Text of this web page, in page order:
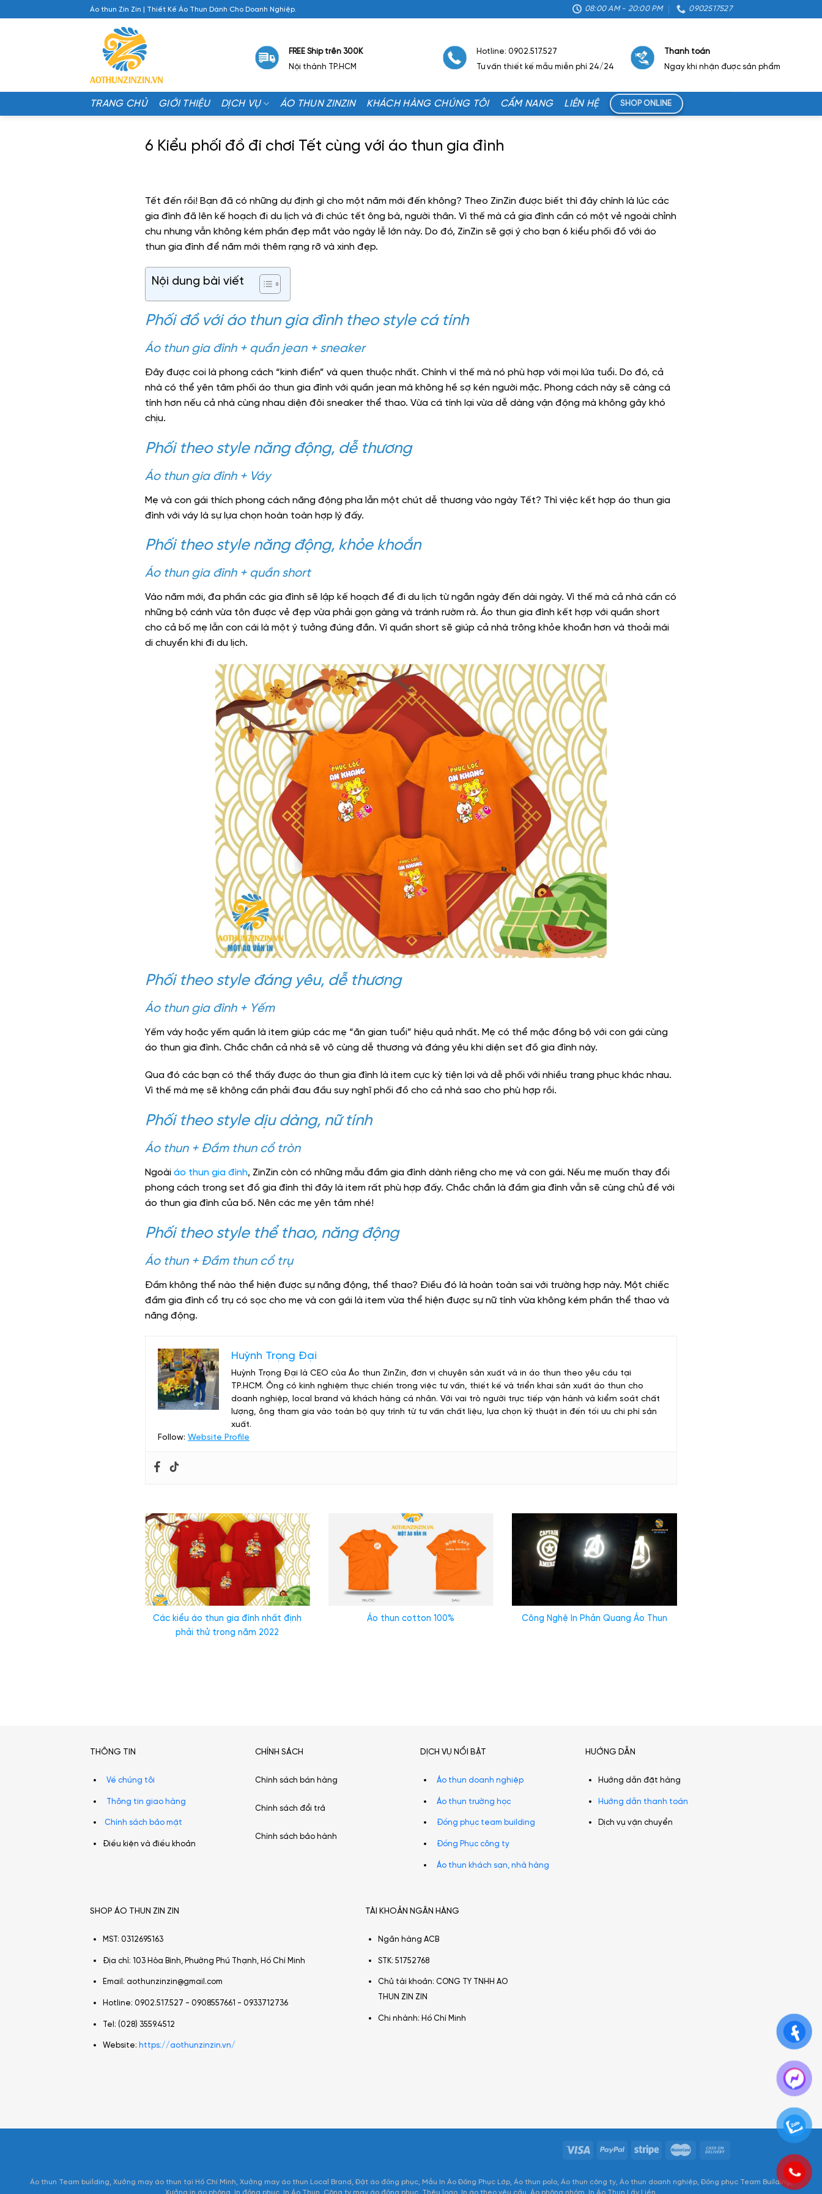
Áo thun Zin Zin | Thiết Kế Áo Thun Dành Cho Doanh Nghiệp. 08:00 AM - 20:00 PM 0902517527
FREE Ship trên 300K
Nội thành TP.HCM
Hotline: 0902.517.527
Tư vấn thiết kế mẫu miễn phí 24/24
Thanh toán
Ngay khi nhận được sản phẩm
TRANG CHỦ GIỚI THIỆU DỊCH VỤ ÁO THUN ZINZIN KHÁCH HÀNG CHÚNG TÔI CẨM NANG LIÊN HỆ SHOP ONLINE
6 Kiểu phối đồ đi chơi Tết cùng với áo thun gia đình
Tết đến rồi! Bạn đã có những dự định gì cho một năm mới đến không? Theo ZinZin được biết thì đây chính là lúc các
gia đình đã lên kế hoạch đi du lịch và đi chúc tết ông bà, người thân. Vì thế mà cả gia đình cần có một vẻ ngoài chỉnh
chu nhưng vẫn không kém phần đẹp mắt vào ngày lễ lớn này. Do đó, ZinZin sẽ gợi ý cho bạn 6 kiểu phối đồ với áo
thun gia đình để năm mới thêm rạng rỡ và xinh đẹp.
Nội dung bài viết
Phối đồ với áo thun gia đình theo style cá tính
Áo thun gia đình + quần jean + sneaker
Đây được coi là phong cách “kinh điển” và quen thuộc nhất. Chính vì thế mà nó phù hợp với mọi lứa tuổi. Do đó, cả
nhà có thể yên tâm phối áo thun gia đình với quần jean mà không hề sợ kén người mặc. Phong cách này sẽ càng cá
tính hơn nếu cả nhà cùng nhau diện đôi sneaker thể thao. Vừa cá tính lại vừa dễ dàng vận động mà không gây khó
chịu.
Phối theo style năng động, dễ thương
Áo thun gia đình + Váy
Mẹ và con gái thích phong cách năng động pha lẫn một chút dễ thương vào ngày Tết? Thì việc kết hợp áo thun gia
đình với váy là sự lựa chọn hoàn toàn hợp lý đấy.
Phối theo style năng động, khỏe khoắn
Áo thun gia đình + quần short
Vào năm mới, đa phần các gia đình sẽ lập kế hoạch để đi du lịch từ ngắn ngày đến dài ngày. Vì thế mà cả nhà cần có
những bộ cánh vừa tôn được vẻ đẹp vừa phải gọn gàng và tránh rườm rà. Áo thun gia đình kết hợp với quần short
cho cả bố mẹ lẫn con cái là một ý tưởng đúng đắn. Vì quần short sẽ giúp cả nhà trông khỏe khoắn hơn và thoải mái
di chuyển khi đi du lịch.
Phối theo style đáng yêu, dễ thương
Áo thun gia đình + Yếm
Yếm váy hoặc yếm quần là item giúp các mẹ “ăn gian tuổi” hiệu quả nhất. Mẹ có thể mặc đồng bộ với con gái cùng
áo thun gia đình. Chắc chắn cả nhà sẽ vô cùng dễ thương và đáng yêu khi diện set đồ gia đình này.
Qua đó các bạn có thể thấy được áo thun gia đình là item cực kỳ tiện lợi và dễ phối với nhiều trang phục khác nhau.
Vì thế mà mẹ sẽ không cần phải đau đầu suy nghĩ phối đồ cho cả nhà sao cho phù hợp rồi.
Phối theo style dịu dàng, nữ tính
Áo thun + Đầm thun cổ tròn
Ngoài áo thun gia đình, ZinZin còn có những mẫu đầm gia đình dành riêng cho mẹ và con gái. Nếu mẹ muốn thay đổi
phong cách trong set đồ gia đình thì đây là item rất phù hợp đấy. Chắc chắn là đầm gia đình vẫn sẽ cùng chủ đề với
áo thun gia đình của bố. Nên các mẹ yên tâm nhé!
Phối theo style thể thao, năng động
Áo thun + Đầm thun cổ trụ
Đầm không thể nào thể hiện được sự năng động, thể thao? Điều đó là hoàn toàn sai với trường hợp này. Một chiếc
đầm gia đình cổ trụ có sọc cho mẹ và con gái là item vừa thể hiện được sự nữ tính vừa không kém phần thể thao và
năng động.
Huỳnh Trọng Đại
Huỳnh Trọng Đại là CEO của Áo thun ZinZin, đơn vị chuyên sản xuất và in áo thun theo yêu cầu tại
TP.HCM. Ông có kinh nghiệm thực chiến trong việc tư vấn, thiết kế và triển khai sản xuất áo thun cho
doanh nghiệp, local brand và khách hàng cá nhân. Với vai trò người trực tiếp vận hành và kiểm soát chất
lượng, ông tham gia vào toàn bộ quy trình từ tư vấn chất liệu, lựa chọn kỹ thuật in đến tối ưu chi phí sản
xuất.
Follow: Website Profile
Các kiểu áo thun gia đình nhất định
phải thử trong năm 2022
Áo thun cotton 100% Công Nghệ In Phản Quang Áo Thun
THÔNG TIN
Về chúng tôi
Thông tin giao hàng
Chính sách bảo mật
Điều kiện và điều khoản
CHÍNH SÁCH
Chính sách bán hàng
Chính sách đổi trả
Chính sách bảo hành
DỊCH VỤ NỔI BẬT
Áo thun doanh nghiệp
Áo thun trường học
Đồng phục team building
Đồng Phục công ty
Áo thun khách sạn, nhà hàng
HƯỚNG DẪN
Hướng dẫn đặt hàng
Hướng dẫn thanh toán
Dịch vụ vận chuyển
SHOP ÁO THUN ZIN ZIN
MST: 0312695163
Địa chỉ: 103 Hòa Bình, Phường Phú Thạnh, Hồ Chí Minh
Email: aothunzinzin@gmail.com
Hotline: 0902.517.527 - 0908557661 - 0933712736
Tel: (028) 3559.4512
Website: https://aothunzinzin.vn/
TÀI KHOẢN NGÂN HÀNG
Ngân hàng ACB
STK: 51752768
Chủ tài khoản: CONG TY TNHH AO
THUN ZIN ZIN
Chi nhành: Hồ Chí Minh
Áo thun Team building Xưởng may áo thun tại Hồ Chí Minh Xưởng may áo thun Local Brand Đặt áo đồng phục Mẫu In Áo Đồng Phục Lớp Áo thun polo Áo thun công ty Áo thun doanh nghiệp Đồng phục Team Building